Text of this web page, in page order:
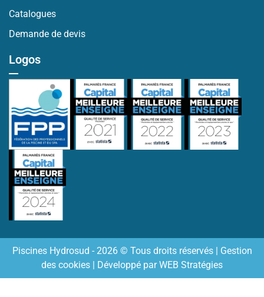
Catalogues
Demande de devis
Logos
Piscines Hydrosud - 2026 © Tous droits réservés | Gestion
des cookies | Développé parWEB Stratégies